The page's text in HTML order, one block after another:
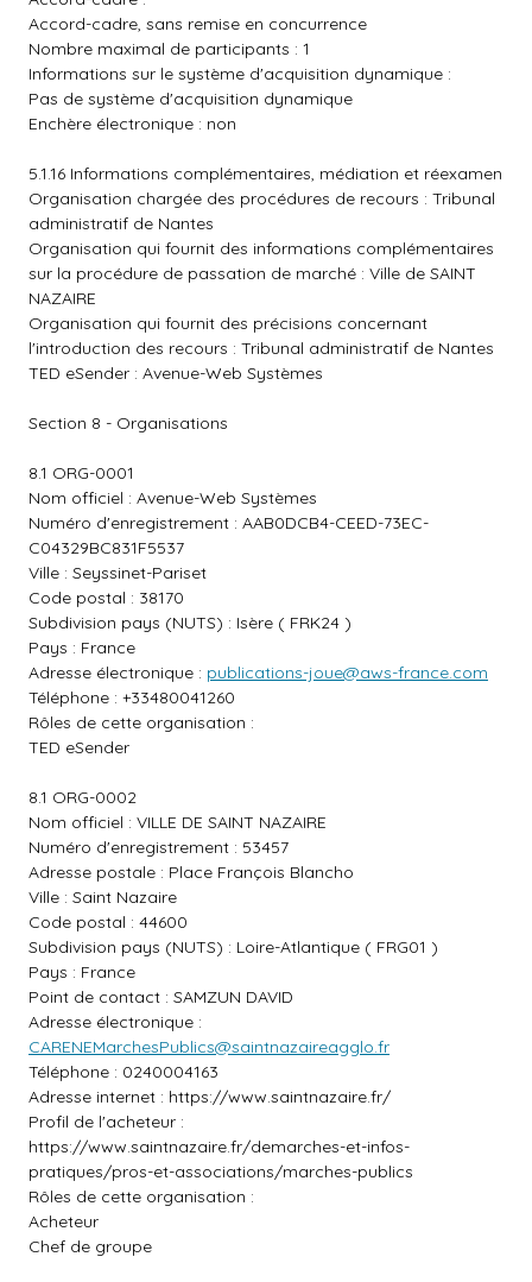
Accord-cadre, sans remise en concurrence
Nombre maximal de participants : 1
Informations sur le système d'acquisition dynamique :
Pas de système d'acquisition dynamique
Enchère électronique : non
5.1.16 Informations complémentaires, médiation et réexamen
Organisation chargée des procédures de recours : Tribunal
administratif de Nantes
Organisation qui fournit des informations complémentaires
sur la procédure de passation de marché : Ville de SAINT
NAZAIRE
Organisation qui fournit des précisions concernant
l'introduction des recours : Tribunal administratif de Nantes
TED eSender : Avenue-Web Systèmes
Section 8 - Organisations
8.1 ORG-0001
Nom officiel : Avenue-Web Systèmes
Numéro d'enregistrement : AAB0DCB4-CEED-73EC-
C04329BC831F5537
Ville : Seyssinet-Pariset
Code postal : 38170
Subdivision pays (NUTS) : Isère ( FRK24 )
Pays : France
Adresse électronique : publications-joue@aws-france.com
Téléphone : +33480041260
Rôles de cette organisation :
TED eSender
8.1 ORG-0002
Nom officiel : VILLE DE SAINT NAZAIRE
Numéro d'enregistrement : 53457
Adresse postale : Place François Blancho
Ville : Saint Nazaire
Code postal : 44600
Subdivision pays (NUTS) : Loire-Atlantique ( FRG01 )
Pays : France
Point de contact : SAMZUN DAVID
Adresse électronique :
CARENEMarchesPublics@saintnazaireagglo.fr
Téléphone : 0240004163
Adresse internet : https://www.saintnazaire.fr/
Profil de l'acheteur :
https://www.saintnazaire.fr/demarches-et-infos-
pratiques/pros-et-associations/marches-publics
Rôles de cette organisation :
Acheteur
Chef de groupe